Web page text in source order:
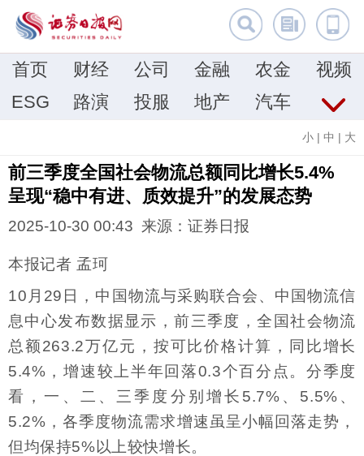
首页 财经 公司 金融 农金
视频
ESG
路演 投服 地产 汽车
小 | 中 | 大
前三季度全国社会物流总额同比增长5.4%
呈现“稳中有进、质效提升”的发展态势
2025-10-30 00:43 来源：证券日报
本报记者 孟珂
10月29日，中国物流与采购联合会、中国物流信
息中心发布数据显示，前三季度，全国社会物流
总额263.2万亿元，按可比价格计算，同比增长
5.4%，增速较上半年回落0.3个百分点。分季度
看，一、二、三季度分别增长5.7%、5.5%、
5.2%，各季度物流需求增速虽呈小幅回落走势，
但均保持5%以上较快增长。